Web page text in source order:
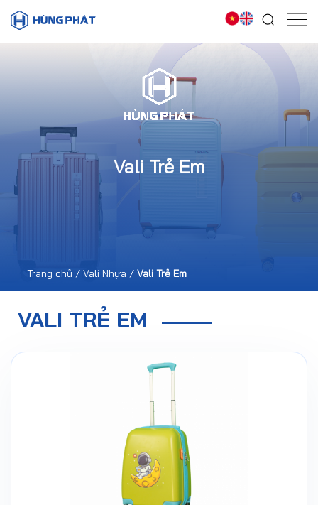
Vali Trẻ Em
Trang chủ / Vali Nhựa / Vali Trẻ Em
VALI TRẺ EM